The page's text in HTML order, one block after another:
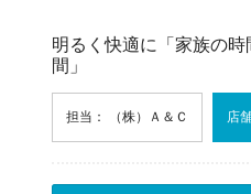
明るく快適に「家族の
間」
担当： （株）Ａ＆Ｃ 店